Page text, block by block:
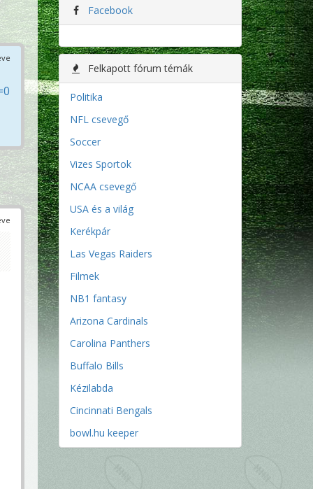
Facebook
Felkapott fórum témák
Politika
NFL csevegő
Soccer
Vizes Sportok
NCAA csevegő
USA és a világ
Kerékpár
Las Vegas Raiders
Filmek
NB1 fantasy
Arizona Cardinals
Carolina Panthers
Buffalo Bills
Kézilabda
Cincinnati Bengals
bowl.hu keeper